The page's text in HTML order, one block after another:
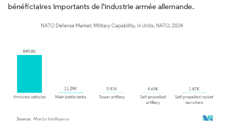
bénéficiaires importants de l'industrie armée allemande.